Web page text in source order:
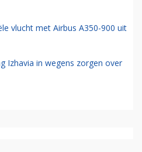
vlucht met Airbus A350-900 uit
Izhavia in wegens zorgen over